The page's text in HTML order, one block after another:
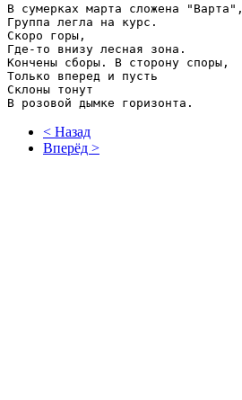
В сумерках марта сложена "Варта",
Группа легла на курс.
Скоро горы,
Где-то внизу лесная зона.
Кончены сборы. В сторону споры,
Только вперед и пусть
Склоны тонут
< Назад
Вперёд >